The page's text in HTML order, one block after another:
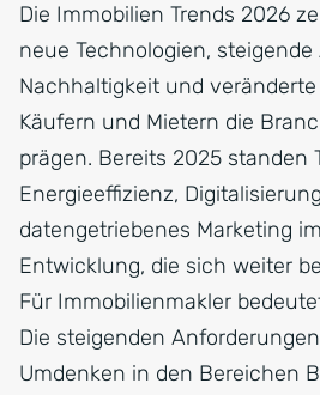
Die Immobilien Trends 2026
neue Technologien,
Nachhaltigkeit und
Käufern und Mietern die
prägen. Bereits 2025 standen
Energieeffizienz,
datengetriebenes Marketing
Entwicklung, die sich weiter
Für Immobilienmakler
Die steigenden
Umdenken in den Bereichen